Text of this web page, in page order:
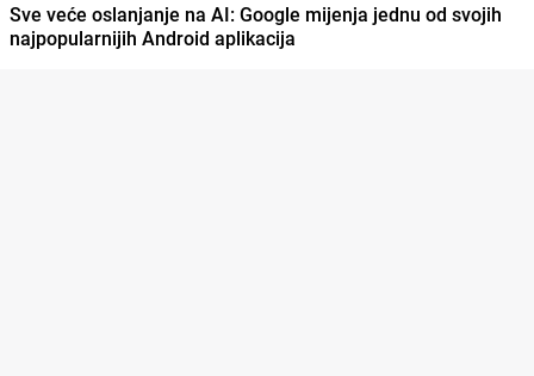
Sve veće oslanjanje na AI: Google mijenja jednu od svojih
najpopularnijih Android aplikacija